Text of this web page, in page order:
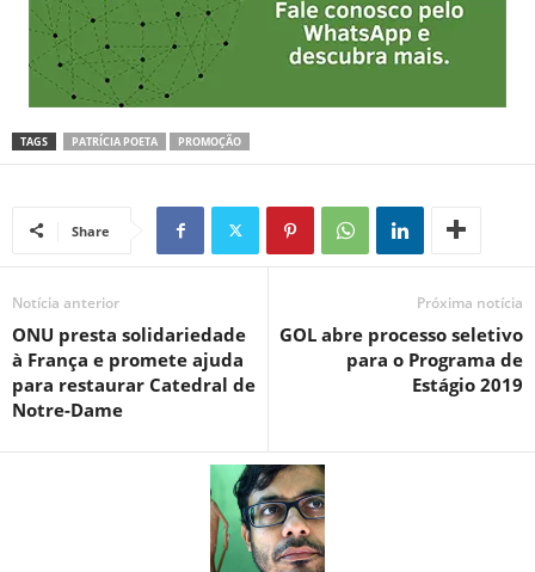
TAGS PATRÍCIA POETA PROMOÇÃO
Share
Notícia anterior
ONU presta solidariedade
à França e promete ajuda
para restaurar Catedral de
Notre-Dame
Próxima notícia
GOL abre processo seletivo
para o Programa de
Estágio 2019